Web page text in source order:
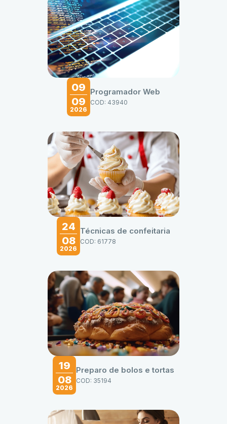
09
09
2026
Programador Web
COD: 43940
24
08
2026
Técnicas de confeitaria
COD: 61778
19
08
2026
Preparo de bolos e tortas
COD: 35194